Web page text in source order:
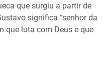
que surgiu a partir de
significa “senhor da
que luta com Deus e que